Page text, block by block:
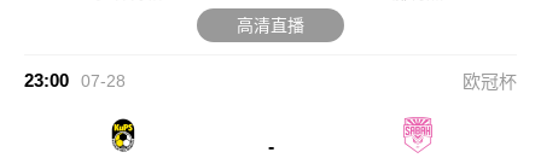
高清直播
23:00 07-28 欧冠杯
-